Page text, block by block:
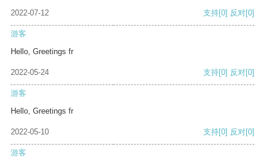
2022-07-12 支持[0] 反对[0]
游客
Hello, Greetings fr
2022-05-24 支持[0] 反对[0]
游客
Hello, Greetings fr
2022-05-10 支持[0] 反对[0]
游客